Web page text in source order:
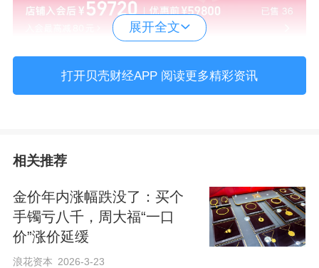
“五帝钱足金手链”5月14日价格。截图
“现在标签都已经到店，明天系统统一涨
展开全文
打开贝壳财经APP 阅读更多精彩资讯
相关推荐
金价年内涨幅跌没了：买个
手镯亏八千，周大福“一口
价”涨价延缓
浪花资本 2026-3-23